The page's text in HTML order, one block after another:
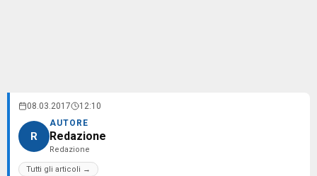
08.03.2017 12:10
R
AUTORE
Redazione
Redazione
Tutti gli articoli →